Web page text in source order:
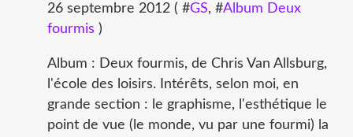
26 septembre 2012 ( #GS, #Album Deux
fourmis )
Album : Deux fourmis, de Chris Van Allsburg,
l'école des loisirs. Intérêts, selon moi, en
grande section : le graphisme, l'esthétique le
point de vue (le monde, vu par une fourmi) la